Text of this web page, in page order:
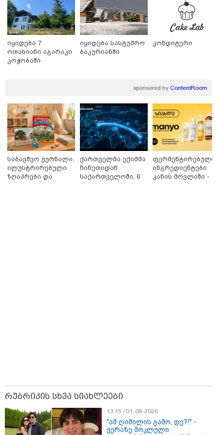
12:36 / 05-08-2026
გარდაცვლილი და დაშავებულები - ავტობანზე
ერთმანეთს მიკროავტობუსი და ევაკუატორი შეეჯახა
იყიდება 7
ოთახიანი აგარაკი
კოჭობაში
იყიდება სასტუმრო
ბაკურიანში
კონდიტერი
sponsored by ContentRoom
საბავშვო ჟურნალი,
ილუსტრირებული
ზღაპრები და
ქართველმა ექიმმა
ჩინეთიდან
საქართველოში, 6
ფერმენტირებული
ინგრედიენტები
კანის მოვლაში -
რუბრიკის სხვა სიახლეები
13:15 / 01-08-2026
"ამ ღიმილის გამო, დე?!" -
ვერაზე მოკლული